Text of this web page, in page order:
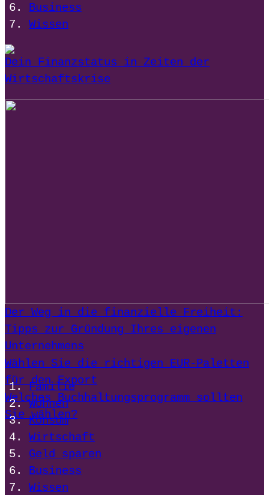
Business
Wissen
Dein Finanzstatus in Zeiten der
Wirtschaftskrise
Der Weg in die finanzielle Freiheit:
Tipps zur Gründung Ihres eigenen
Unternehmens
Wählen Sie die richtigen EUR-Paletten
für den Export
Welches Buchhaltungsprogramm sollten
Sie wählen?
Familie
Wohnen
Konsum
Wirtschaft
Geld sparen
Business
Wissen